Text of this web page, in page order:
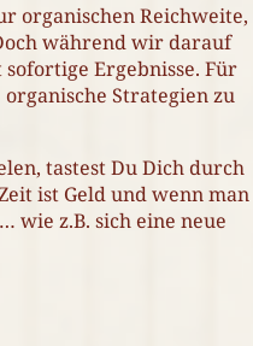
organischen Reichweite,
während wir darauf
Ergebnisse. Für
Strategien zu
tastest Du Dich durch
ist Geld und wenn man
wie z.B. sich eine neue